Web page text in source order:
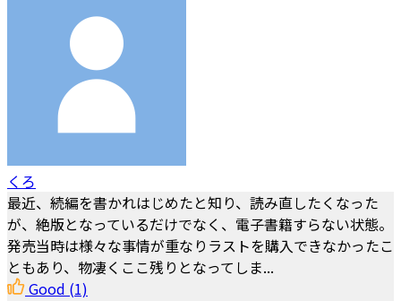
くろ
最近、続編を書かれはじめたと知り、読み直したくなった
が、絶版となっているだけでなく、電子書籍すらない状態。
発売当時は様々な事情が重なりラストを購入できなかったこ
ともあり、物凄くここ残りとなってしま...
Good (1)